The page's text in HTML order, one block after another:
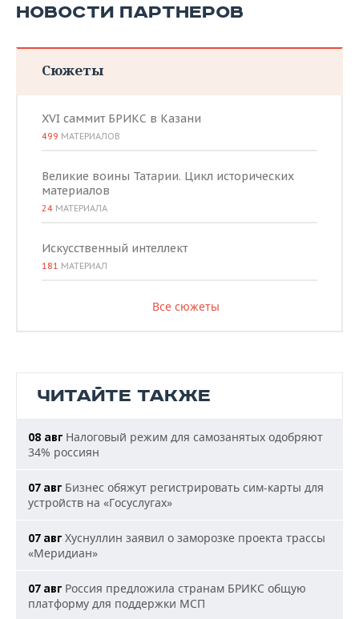
НОВОСТИ ПАРТНЕРОВ
Сюжеты
XVI саммит БРИКС в Казани
499 МАТЕРИАЛОВ
Великие воины Татарии. Цикл исторических
материалов
24 МАТЕРИАЛА
Искусственный интеллект
181 МАТЕРИАЛ
Все сюжеты
ЧИТАЙТЕ ТАКЖЕ
08 авг Налоговый режим для самозанятых одобряют
34% россиян
07 авг Бизнес обяжут регистрировать сим-карты для
устройств на «Госуслугах»
07 авг Хуснуллин заявил о заморозке проекта трассы
«Меридиан»
07 авг Россия предложила странам БРИКС общую
платформу для поддержки МСП